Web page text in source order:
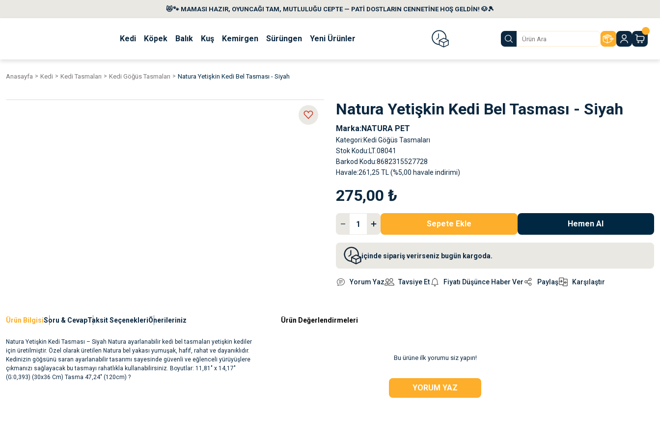
😻🐾 MAMASI HAZIR, OYUNCAĞI TAM, MUTLULUĞU CEPTE — PATİ DOSTLARIN CENNETİNE HOŞ GELDİN! 🐶🎾
Kedi Köpek Balık Kuş Kemirgen Sürüngen Yeni Ürünler
Anasayfa Kedi Kedi Tasmaları Kedi Göğüs Tasmaları Natura Yetişkin Kedi Bel Tasması - Siyah
Natura Yetişkin Kedi Bel Tasması - Siyah
Marka NATURA PET
Kategori Kedi Göğüs Tasmaları
Stok Kodu LT.08041
Barkod Kodu 8682315527728
Havale 261,25 TL (%5,00 havale indirimi)
275,00 ₺
Sepete Ekle Hemen Al
içinde sipariş verirseniz bugün kargoda.
Yorum Yaz Tavsiye Et Fiyatı Düşünce Haber Ver Paylaş Karşılaştır
Ürün BilgisiSoru & CevapTaksit SeçenekleriÖnerileriniz
Natura Yetişkin Kedi Tasması – Siyah Natura ayarlanabilir kedi bel tasmaları yetişkin kediler
için üretilmiştir. Özel olarak üretilen Natura bel yakası yumuşak, hafif, rahat ve dayanıklıdır.
Kedinizin göğsünü saran ayarlanabilir tasarımı sayesinde güvenli ve eğlenceli yürüyüşlere
çıkmanızı sağlayacak bu tasmayı rahatlıkla kullanabilirsiniz. Boyutlar: 11,81" x 14,17"
(G:0,393) (30x36 Cm) Tasma 47,24" (120cm) ?
Ürün Değerlendirmeleri
Bu ürüne ilk yorumu siz yapın!
YORUM YAZ